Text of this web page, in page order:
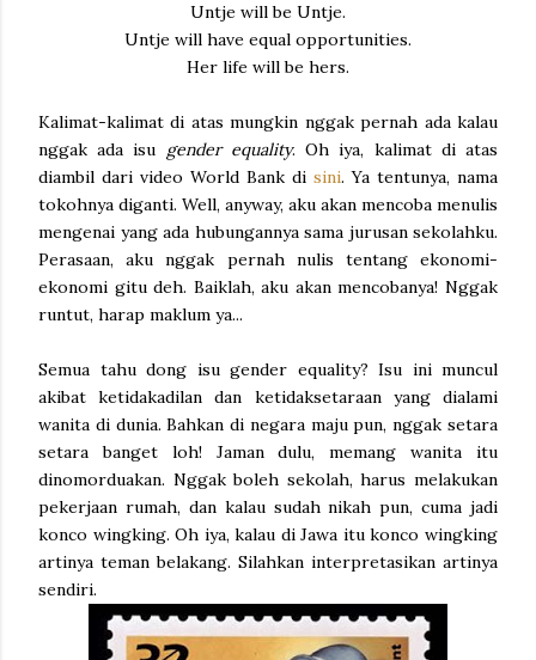
Untje will be Untje.
Untje will have equal opportunities.
Her life will be hers.
Kalimat-kalimat di atas mungkin nggak pernah ada kalau
nggak ada isu gender equality. Oh iya, kalimat di atas
diambil dari video World Bank di sini. Ya tentunya, nama
tokohnya diganti. Well, anyway, aku akan mencoba menulis
mengenai yang ada hubungannya sama jurusan sekolahku.
Perasaan, aku nggak pernah nulis tentang ekonomi-
ekonomi gitu deh. Baiklah, aku akan mencobanya! Nggak
runtut, harap maklum ya...
Semua tahu dong isu gender equality? Isu ini muncul
akibat ketidakadilan dan ketidaksetaraan yang dialami
wanita di dunia. Bahkan di negara maju pun, nggak setara
setara banget loh! Jaman dulu, memang wanita itu
dinomorduakan. Nggak boleh sekolah, harus melakukan
pekerjaan rumah, dan kalau sudah nikah pun, cuma jadi
konco wingking. Oh iya, kalau di Jawa itu konco wingking
artinya teman belakang. Silahkan interpretasikan artinya
sendiri.